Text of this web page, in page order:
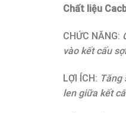
Chất liệu
CHỨC NĂNG:
vào kết cấu
LỢI ÍCH: Tăng
len giữa kết